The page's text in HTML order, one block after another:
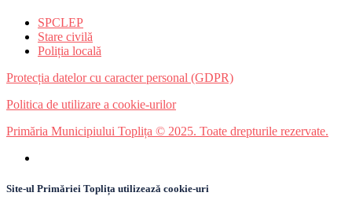
SPCLEP
Stare civilă
Poliția locală
Protecția datelor cu caracter personal (GDPR)
Politica de utilizare a cookie-urilor
Primăria Municipiului Toplița © 2025. Toate drepturile rezervate.
Site-ul Primăriei Toplița utilizează cookie-uri